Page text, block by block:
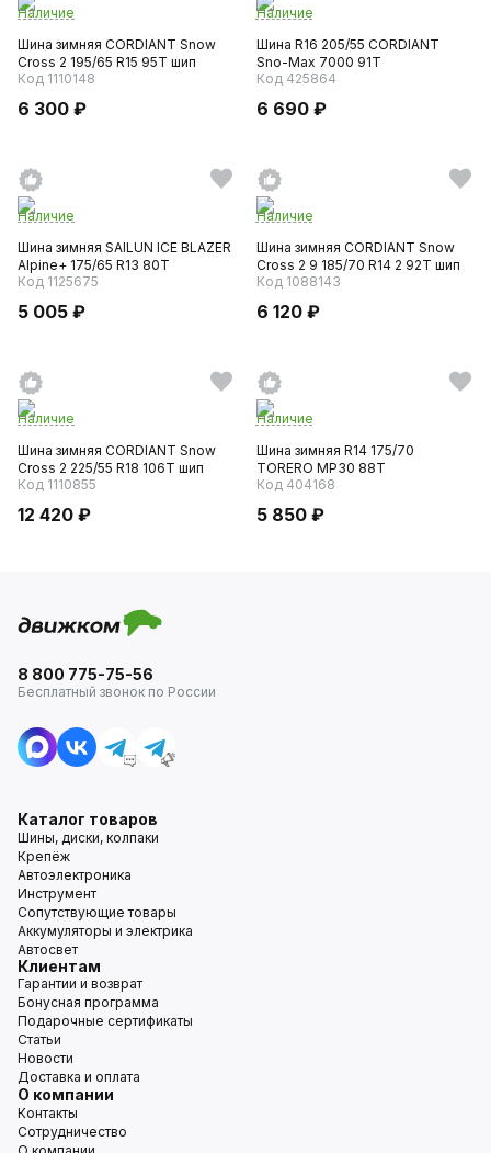
Наличие
Шина зимняя CORDIANT Snow
Cross 2 195/65 R15 95T шип
Код 1110148
6 300 ₽
Наличие
Шина R16 205/55 CORDIANT
Sno-Max 7000 91T
Код 425864
6 690 ₽
Наличие
Шина зимняя SAILUN ICE BLAZER
Alpine+ 175/65 R13 80T
Код 1125675
5 005 ₽
Наличие
Шина зимняя CORDIANT Snow
Cross 2 9 185/70 R14 2 92T шип
Код 1088143
6 120 ₽
Наличие
Шина зимняя CORDIANT Snow
Cross 2 225/55 R18 106T шип
Код 1110855
12 420 ₽
Наличие
Шина зимняя R14 175/70
TORERO MP30 88T
Код 404168
5 850 ₽
8 800 775-75-56
Бесплатный звонок по России
Каталог товаров
Шины, диски, колпаки
Крепёж
Автоэлектроника
Инструмент
Сопутствующие товары
Аккумуляторы и электрика
Автосвет
Клиентам
Гарантии и возврат
Бонусная программа
Подарочные сертификаты
Статьи
Новости
Доставка и оплата
О компании
Контакты
Сотрудничество